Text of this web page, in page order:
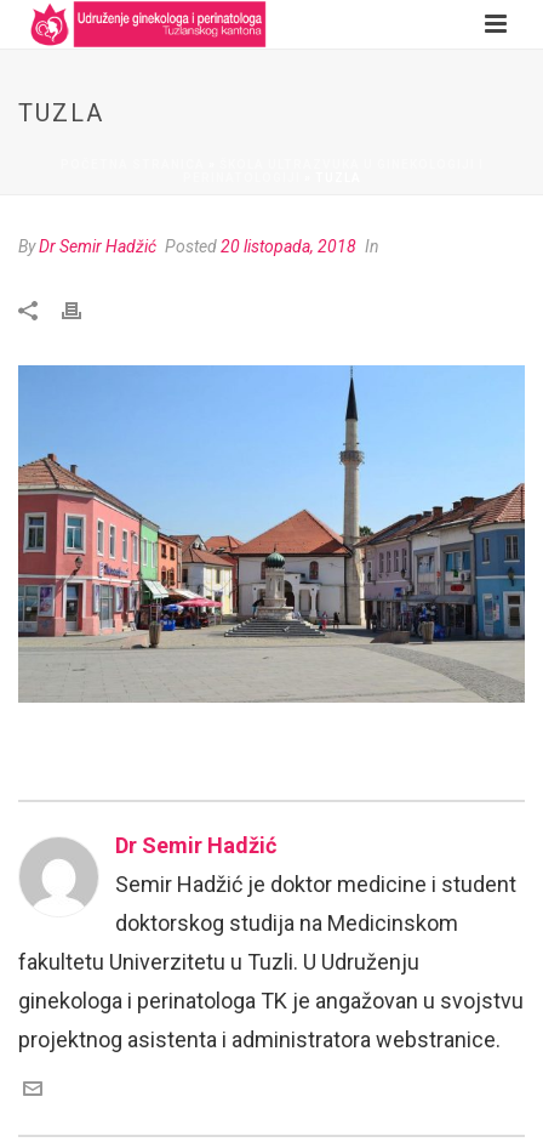
TUZLA
ByDr Semir Hadžić Posted20 listopada, 2018 In
Dr Semir Hadžić
Semir Hadžić je doktor medicine i student
doktorskog studija na Medicinskom
fakultetu Univerzitetu u Tuzli. U Udruženju
ginekologa i perinatologa TK je angažovan u svojstvu
projektnog asistenta i administratora webstranice.